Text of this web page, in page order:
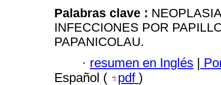
Palabras clave :
INFECCIONES POR
PAPANICOLAU.
· resumen en Inglés |
Español (
pdf )